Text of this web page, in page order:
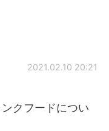
2021.02.10 20:21
クフードについ